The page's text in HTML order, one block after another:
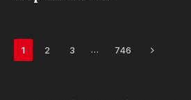
1 2 3 … 746 Next